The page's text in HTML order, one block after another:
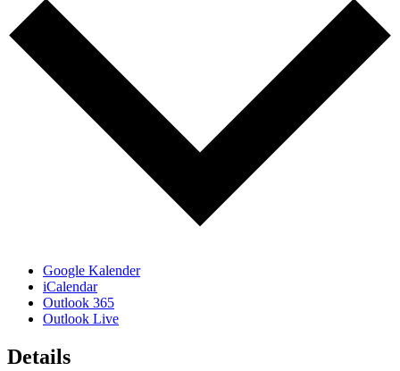
Google Kalender
iCalendar
Outlook 365
Outlook Live
Details